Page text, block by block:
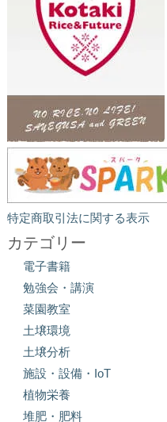
特定商取引法に関する表示
カテゴリー
電子書籍
勉強会・講演
菜園教室
土壌環境
土壌分析
施設・設備・IoT
植物栄養
堆肥・肥料